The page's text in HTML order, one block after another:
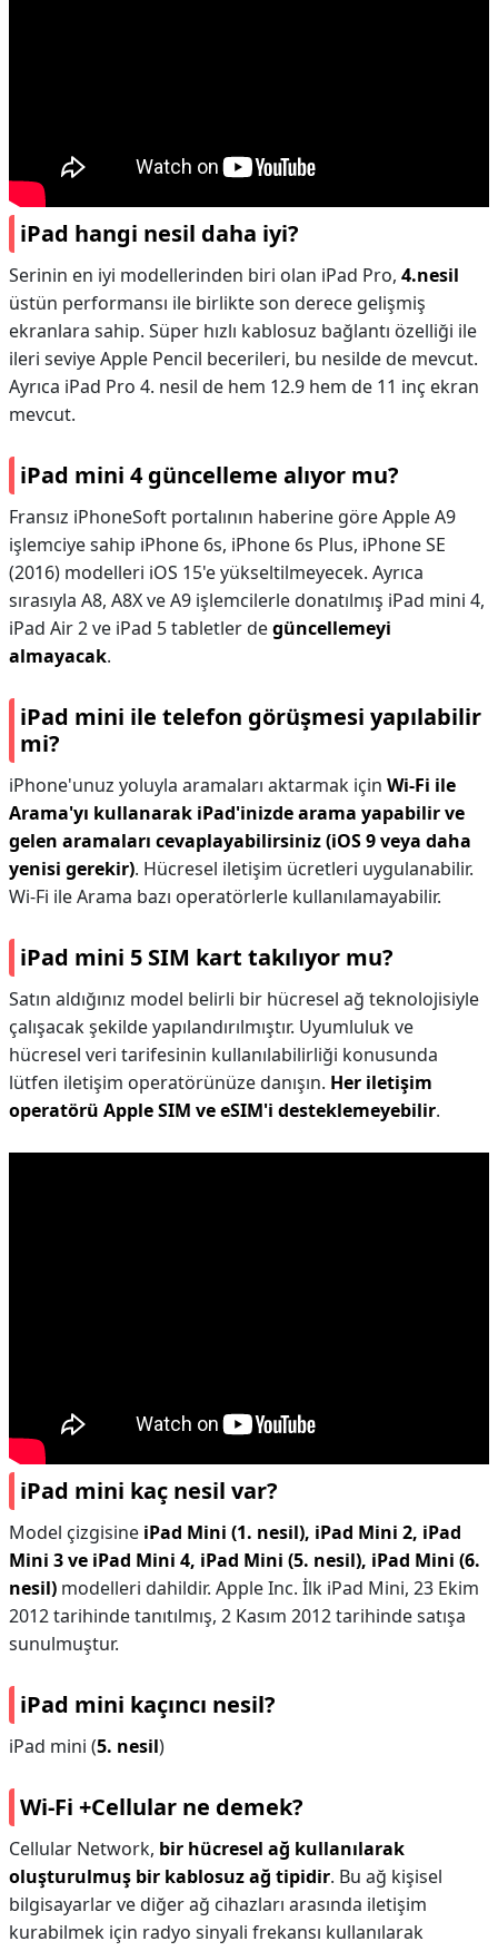
iPad hangi nesil daha iyi?
Serinin en iyi modellerinden biri olan iPad Pro, 4.nesil
üstün performansı ile birlikte son derece gelişmiş
ekranlara sahip. Süper hızlı kablosuz bağlantı özelliği ile
ileri seviye Apple Pencil becerileri, bu nesilde de mevcut.
Ayrıca iPad Pro 4. nesil de hem 12.9 hem de 11 inç ekran
mevcut.
iPad mini 4 güncelleme alıyor mu?
Fransız iPhoneSoft portalının haberine göre Apple A9
işlemciye sahip iPhone 6s, iPhone 6s Plus, iPhone SE
(2016) modelleri iOS 15'e yükseltilmeyecek. Ayrıca
sırasıyla A8, A8X ve A9 işlemcilerle donatılmış iPad mini 4,
iPad Air 2 ve iPad 5 tabletler degüncellemeyi
almayacak.
iPad mini ile telefon görüşmesi yapılabilir
mi?
iPhone'unuz yoluyla aramaları aktarmak için Wi-Fi ile
Arama'yı kullanarak iPad'inizde arama yapabilir ve
gelen aramaları cevaplayabilirsiniz (iOS 9 veya daha
yenisi gerekir). Hücresel iletişim ücretleri uygulanabilir.
Wi-Fi ile Arama bazı operatörlerle kullanılamayabilir.
iPad mini 5 SIM kart takılıyor mu?
Satın aldığınız model belirli bir hücresel ağ teknolojisiyle
çalışacak şekilde yapılandırılmıştır. Uyumluluk ve
hücresel veri tarifesinin kullanılabilirliği konusunda
lütfen iletişim operatörünüze danışın. Her iletişim
operatörü Apple SIM ve eSIM'i desteklemeyebilir.
iPad mini kaç nesil var?
Model çizgisine iPad Mini (1. nesil), iPad Mini 2, iPad
Mini 3 ve iPad Mini 4, iPad Mini (5. nesil), iPad Mini (6.
nesil) modelleri dahildir. Apple Inc. İlk iPad Mini, 23 Ekim
2012 tarihinde tanıtılmış, 2 Kasım 2012 tarihinde satışa
sunulmuştur.
iPad mini kaçıncı nesil?
iPad mini (5. nesil)
Wi-Fi +Cellular ne demek?
Cellular Network, bir hücresel ağ kullanılarak
oluşturulmuş bir kablosuz ağ tipidir. Bu ağ kişisel
bilgisayarlar ve diğer ağ cihazları arasında iletişim
kurabilmek için radyo sinyali frekansı kullanılarak